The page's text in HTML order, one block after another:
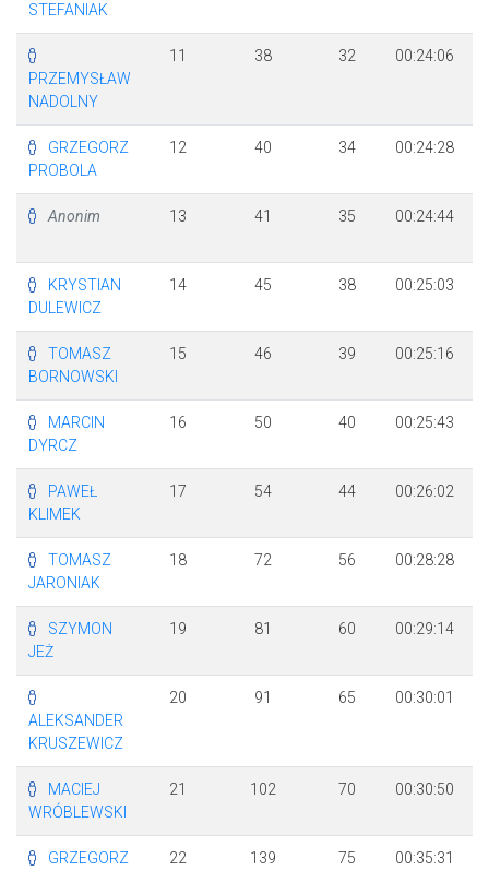
STEFANIAK
PRZEMYSŁAW
NADOLNY
11 38 32 00:24:06
GRZEGORZ
PROBOLA
12 40 34 00:24:28
Anonim 13 41 35 00:24:44
KRYSTIAN
DULEWICZ
14 45 38 00:25:03
TOMASZ
BORNOWSKI
15 46 39 00:25:16
MARCIN
DYRCZ
16 50 40 00:25:43
PAWEŁ
KLIMEK
17 54 44 00:26:02
TOMASZ
JARONIAK
18 72 56 00:28:28
SZYMON
JEŻ
19 81 60 00:29:14
ALEKSANDER
KRUSZEWICZ
20 91 65 00:30:01
MACIEJ
WRÓBLEWSKI
21 102 70 00:30:50
GRZEGORZ
22 139 75 00:35:31